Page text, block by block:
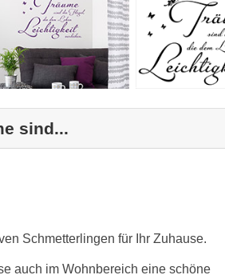
sind...
Schmetterlingen für Ihr Zuhause.
auch im Wohnbereich eine schöne